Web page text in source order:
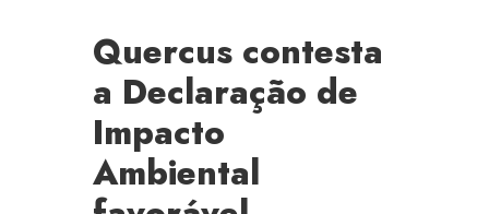
Quercus contesta
a Declaração de
Impacto
Ambiental